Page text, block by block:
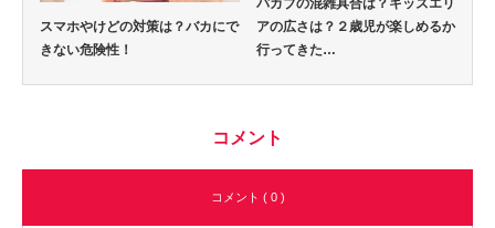
スマホやけどの対策は？バカにで
きない危険性！
パカブの混雑具合は？キッズエリ
アの広さは？２歳児が楽しめるか
行ってきた…
コメント
コメント ( 0 )